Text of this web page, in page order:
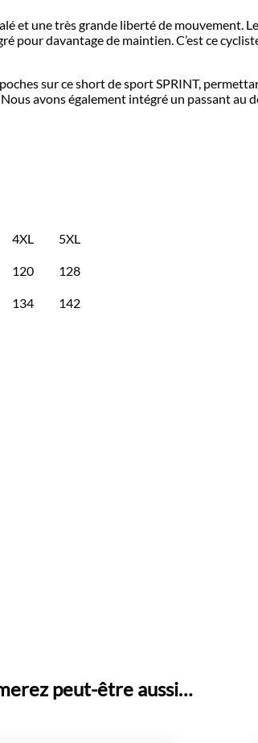
et une très grande liberté de mouvement.
pour davantage de maintien. C’est ce
sur ce short de sport SPRINT,
avons également intégré un passant
4XL 5XL
120 128
134 142
peut-être aussi…